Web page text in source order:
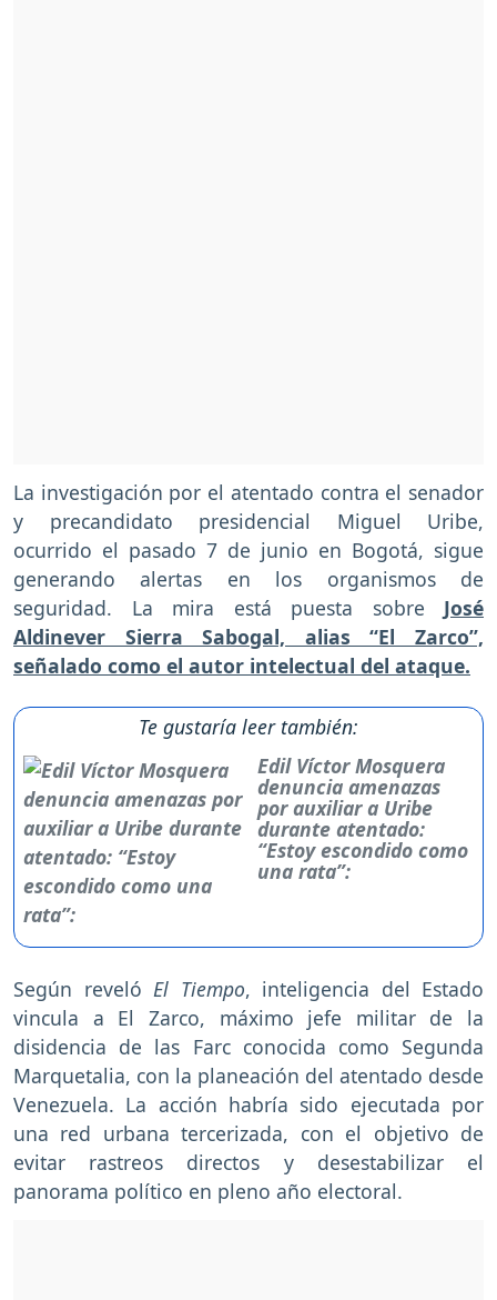
La investigación por el atentado contra el senador
y precandidato presidencial Miguel Uribe,
ocurrido el pasado 7 de junio en Bogotá, sigue
generando alertas en los organismos de
seguridad. La mira está puesta sobre José
Aldinever Sierra Sabogal, alias “El Zarco”,
señalado como el autor intelectual del ataque.
Te gustaría leer también:
Edil Víctor Mosquera
denuncia amenazas
por auxiliar a Uribe
durante atentado:
“Estoy escondido como
una rata”:
Según reveló El Tiempo, inteligencia del Estado
vincula a El Zarco, máximo jefe militar de la
disidencia de las Farc conocida como Segunda
Marquetalia, con la planeación del atentado desde
Venezuela. La acción habría sido ejecutada por
una red urbana tercerizada, con el objetivo de
evitar rastreos directos y desestabilizar el
panorama político en pleno año electoral.